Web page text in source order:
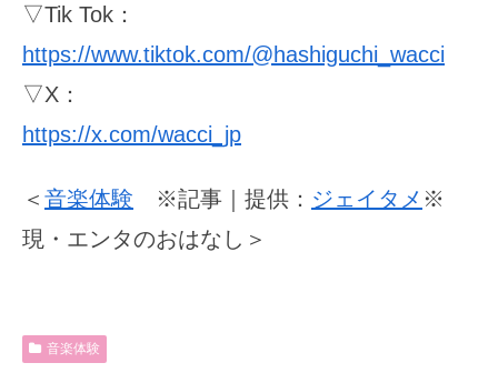
▽Tik Tok：
https://www.tiktok.com/@hashiguchi_wacci
▽X：
https://x.com/wacci_jp
＜ 音楽体験 ※記事｜提供： ジェイタメ ※
現・エンタのおはなし＞
音楽体験